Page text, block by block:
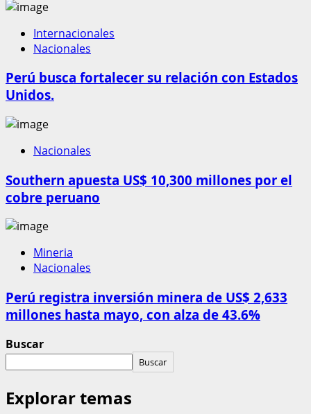
Internacionales
Nacionales
Perú busca fortalecer su relación con Estados
Unidos.
Nacionales
Southern apuesta US$ 10,300 millones por el
cobre peruano
Mineria
Nacionales
Perú registra inversión minera de US$ 2,633
millones hasta mayo, con alza de 43.6%
Buscar
Buscar
Explorar temas